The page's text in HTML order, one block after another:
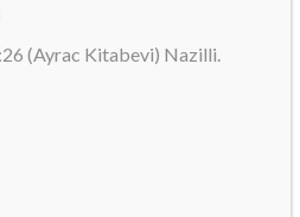
(Ayrac Kitabevi) Nazilli.